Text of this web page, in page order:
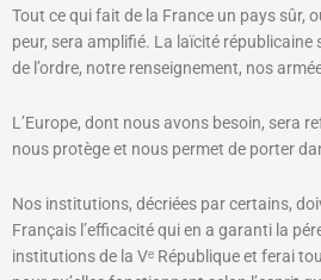
Tout ce qui fait de la France un pays sûr,
peur, sera amplifié. La laïcité républicaine
de l’ordre, notre renseignement, nos
L’Europe, dont nous avons besoin, sera
nous protège et nous permet de porter
Nos institutions, décriées par certains,
Français l’efficacité qui en a garanti la
institutions de la Vᵉ République et ferai